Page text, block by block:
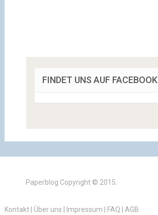
FINDET UNS AUF FACEBOOK
Paperblog Copyright © 2015.
Kontakt| Über uns Impressum FAQ AGB